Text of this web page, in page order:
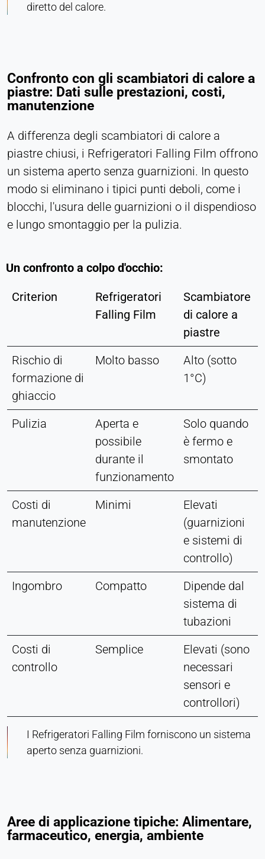
diretto del calore.
Confronto con gli scambiatori di calore a
piastre: Dati sulle prestazioni, costi,
manutenzione
A differenza degli scambiatori di calore a
piastre chiusi, i Refrigeratori Falling Film offrono
un sistema aperto senza guarnizioni. In questo
modo si eliminano i tipici punti deboli, come i
blocchi, l'usura delle guarnizioni o il dispendioso
e lungo smontaggio per la pulizia.
Un confronto a colpo d'occhio:
Criterion
Refrigeratori
Falling Film
Scambiatore
di calore a
piastre
Rischio di
formazione di
ghiaccio
Molto basso
Alto (sotto
1°C)
Pulizia
Aperta e
possibile
durante il
funzionamento
Solo quando
è fermo e
smontato
Costi di
manutenzione
Minimi
Elevati
(guarnizioni
e sistemi di
controllo)
Ingombro
Compatto
Dipende dal
sistema di
tubazioni
Costi di
controllo
Semplice
Elevati (sono
necessari
sensori e
controllori)
I Refrigeratori Falling Film forniscono un sistema
aperto senza guarnizioni.
Aree di applicazione tipiche: Alimentare,
farmaceutico, energia, ambiente